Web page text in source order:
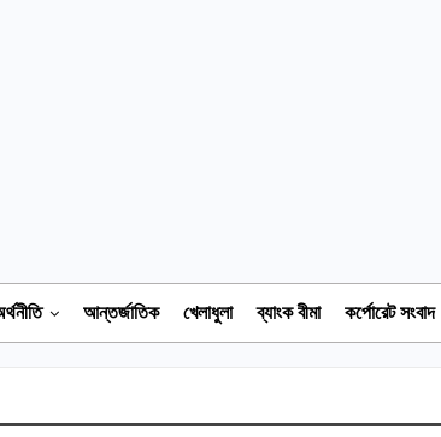
আন্তর্জাতিক খেলাধুলা ব্যাংক বীমা কর্পোরেট সংবাদ